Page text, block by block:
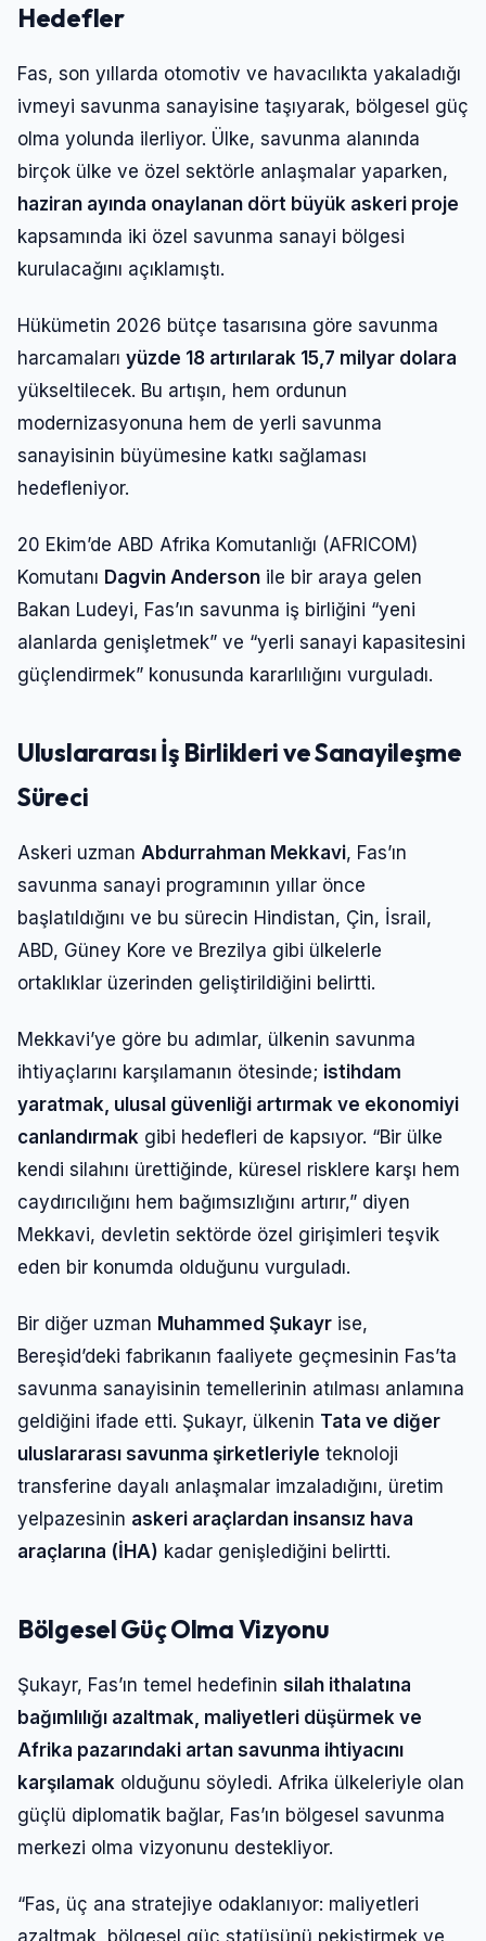
Hedefler
Fas, son yıllarda otomotiv ve havacılıkta yakaladığı
ivmeyi savunma sanayisine taşıyarak, bölgesel güç
olma yolunda ilerliyor. Ülke, savunma alanında
birçok ülke ve özel sektörle anlaşmalar yaparken,
haziran ayında onaylanan dört büyük askeri proje
kapsamında iki özel savunma sanayi bölgesi
kurulacağını açıklamıştı.
Hükümetin 2026 bütçe tasarısına göre savunma
harcamaları yüzde 18 artırılarak 15,7 milyar dolara
yükseltilecek. Bu artışın, hem ordunun
modernizasyonuna hem de yerli savunma
sanayisinin büyümesine katkı sağlaması
hedefleniyor.
20 Ekim’de ABD Afrika Komutanlığı (AFRICOM)
Komutanı Dagvin Anderson ile bir araya gelen
Bakan Ludeyi, Fas’ın savunma iş birliğini “yeni
alanlarda genişletmek” ve “yerli sanayi kapasitesini
güçlendirmek” konusunda kararlılığını vurguladı.
Uluslararası İş Birlikleri ve Sanayileşme
Süreci
Askeri uzman Abdurrahman Mekkavi, Fas’ın
savunma sanayi programının yıllar önce
başlatıldığını ve bu sürecin Hindistan, Çin, İsrail,
ABD, Güney Kore ve Brezilya gibi ülkelerle
ortaklıklar üzerinden geliştirildiğini belirtti.
Mekkavi’ye göre bu adımlar, ülkenin savunma
ihtiyaçlarını karşılamanın ötesinde; istihdam
yaratmak, ulusal güvenliği artırmak ve ekonomiyi
canlandırmak gibi hedefleri de kapsıyor. “Bir ülke
kendi silahını ürettiğinde, küresel risklere karşı hem
caydırıcılığını hem bağımsızlığını artırır,” diyen
Mekkavi, devletin sektörde özel girişimleri teşvik
eden bir konumda olduğunu vurguladı.
Bir diğer uzman Muhammed Şukayr ise,
Bereşid’deki fabrikanın faaliyete geçmesinin Fas’ta
savunma sanayisinin temellerinin atılması anlamına
geldiğini ifade etti. Şukayr, ülkenin Tata ve diğer
uluslararası savunma şirketleriyle teknoloji
transferine dayalı anlaşmalar imzaladığını, üretim
yelpazesinin askeri araçlardan insansız hava
araçlarına (İHA) kadar genişlediğini belirtti.
Bölgesel Güç Olma Vizyonu
Şukayr, Fas’ın temel hedefinin silah ithalatına
bağımlılığı azaltmak, maliyetleri düşürmek ve
Afrika pazarındaki artan savunma ihtiyacını
karşılamak olduğunu söyledi. Afrika ülkeleriyle olan
güçlü diplomatik bağlar, Fas’ın bölgesel savunma
merkezi olma vizyonunu destekliyor.
“Fas, üç ana stratejiye odaklanıyor: maliyetleri
azaltmak, bölgesel güç statüsünü pekiştirmek ve